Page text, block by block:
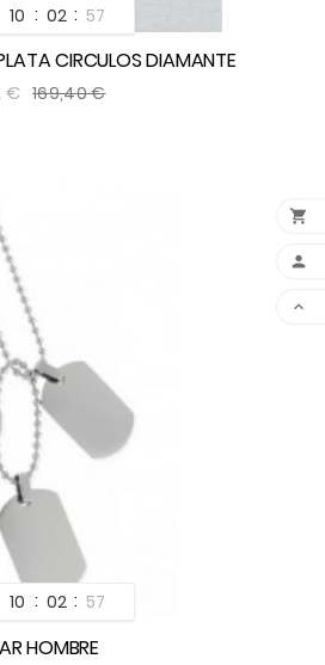
10 : 02 : 55
CIRCULOS DIAMANTE
€ 169,40 €
10 : 02 : 55

HOMBRE


